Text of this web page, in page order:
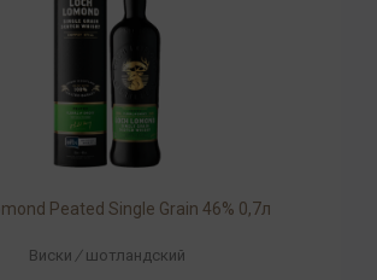
Peated Single Grain 46% 0,7л
Виски / шотландский